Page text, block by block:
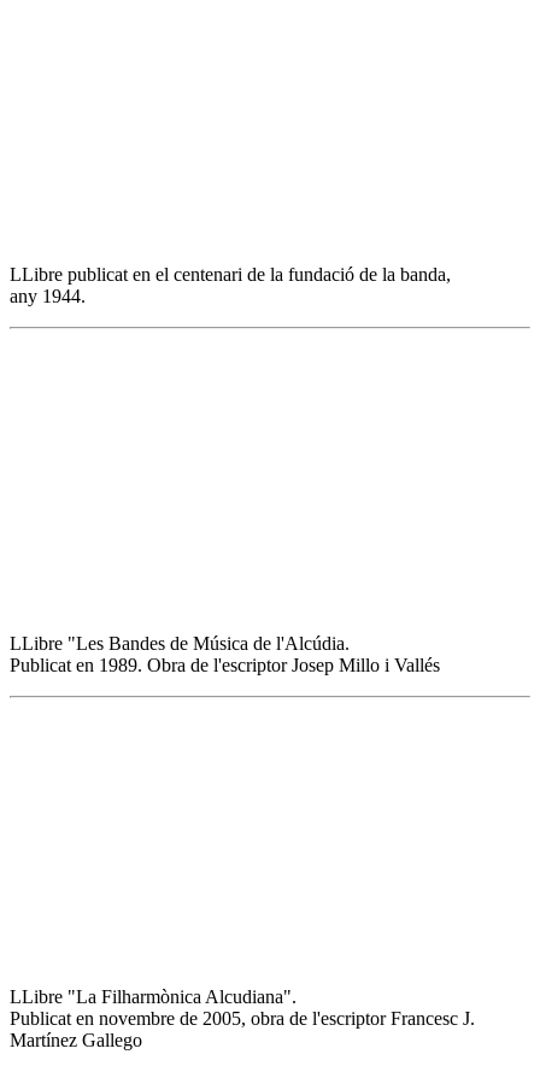
LLibre publicat en el centenari de la fundació de la banda,
any 1944.
LLibre "Les Bandes de Música de l'Alcúdia.
Publicat en 1989. Obra de l'escriptor Josep Millo i Vallés
LLibre "La Filharmònica Alcudiana".
Publicat en novembre de 2005, obra de l'escriptor Francesc J.
Martínez Gallego